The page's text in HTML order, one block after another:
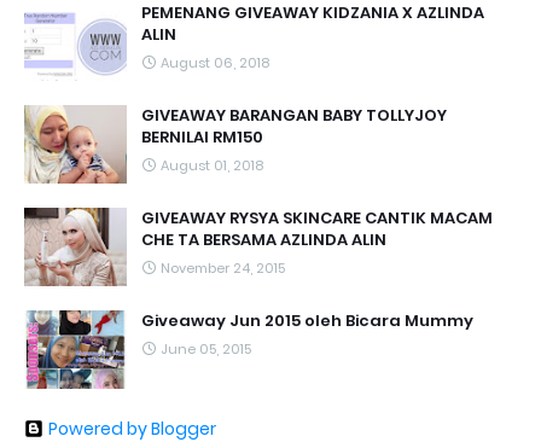
PEMENANG GIVEAWAY KIDZANIA X AZLINDA
ALIN
August 06, 2018
GIVEAWAY BARANGAN BABY TOLLYJOY
BERNILAI RM150
August 01, 2018
GIVEAWAY RYSYA SKINCARE CANTIK MACAM
CHE TA BERSAMA AZLINDA ALIN
November 24, 2015
Giveaway Jun 2015 oleh Bicara Mummy
June 05, 2015
Powered by Blogger